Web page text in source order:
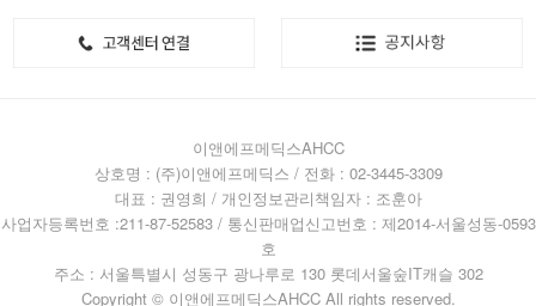
이앤에프메딕스AHCC
상호명 : (주)이앤에프메딕스 / 전화 : 02-3445-3309
대표 : 권영희 / 개인정보관리책임자 : 조훈아
사업자등록번호 :211-87-52583 / 통신판매업신고번호 : 제2014-서울성동-0593
호
주소 : 서울특별시 성동구 광나루로 130 롯데서울숲IT캐슬 302
Copyright © 이앤에프메딕스AHCC All rights reserved.